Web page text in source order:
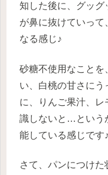
知した後に、グッグ
が鼻に抜けていって
なる感じ♪
砂糖不使用なことを
い、白桃の甘さに
に、りんご果汁、
識しないと…という
能している感じです♪
さて、パンにつけ